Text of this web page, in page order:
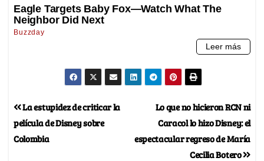
Lo que no hicieron RCN ni
Caracol lo hizo Disney: el
espectacular regreso de María
Cecilia Botero
La estupidez de criticar la
película de Disney sobre
Colombia